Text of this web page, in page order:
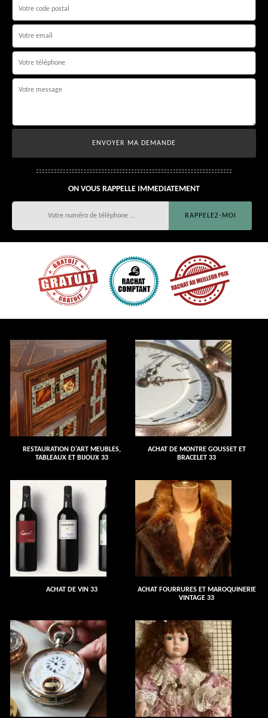
ON VOUS RAPPELLE IMMEDIATEMENT
RESTAURATION D'ART MEUBLES,
TABLEAUX ET BIJOUX 33
ACHAT DE MONTRE GOUSSET ET
BRACELET 33
ACHAT DE VIN 33
ACHAT FOURRURES ET MAROQUINERIE
VINTAGE 33